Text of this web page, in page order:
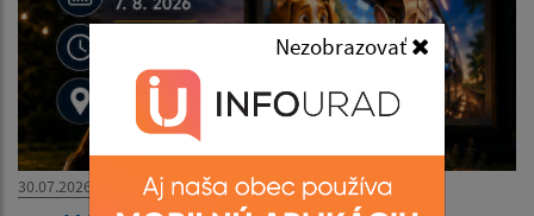
Nezobrazovať
30.07.2026